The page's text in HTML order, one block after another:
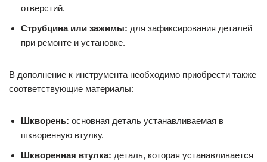
отверстий.
Струбцина или зажимы: для зафиксирования деталей
при ремонте и установке.
В дополнение к инструмента необходимо приобрести также
соответствующие материалы:
Шкворень: основная деталь устанавливаемая в
шкворенную втулку.
Шкворенная втулка: деталь, которая устанавливается